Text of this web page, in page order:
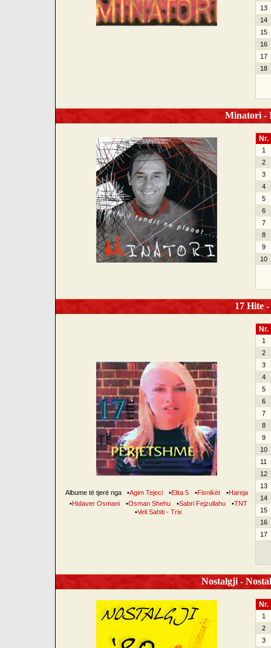
13
14
15
16
17
18
Minatori -
Nr.
1
2
3
4
5
6
7
8
9
10
17 Hite
Albume të tjerë nga •Agim Tejeci •Elita 5 •Fisnikët •Hareja
•Hidaver Osmani •Osman Shehu •Sabri Fejzullahu •TNT
•Veli Sahiti - Trix
Nr.
1
2
3
4
5
6
7
8
9
10
11
12
13
14
15
16
17
Nostalgji -
Nr.
1
2
3